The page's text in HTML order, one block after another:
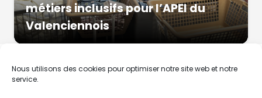
Nous utilisons des cookies pour optimiser notre site web et notre
service.
métiers inclusifs pour l’APEI du
Valenciennois